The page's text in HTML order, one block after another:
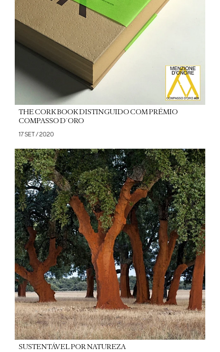
THE CORK BOOK DISTINGUIDO COM PRÉMIO
COMPASSO D´ORO
17 SET / 2020
SUSTENTÁVEL POR NATUREZA